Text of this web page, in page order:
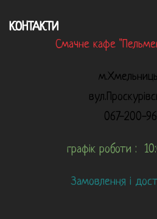
КОНТАКТИ
Смачне кафе
067-200-
графік роботи :
Замовлення і